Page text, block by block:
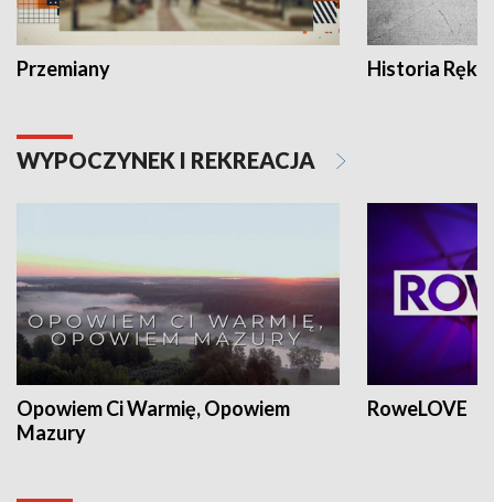
Przemiany Historia Ręką
WYPOCZYNEK I REKREACJA
Opowiem Ci Warmię, Opowiem
Mazury
RoweLOVE